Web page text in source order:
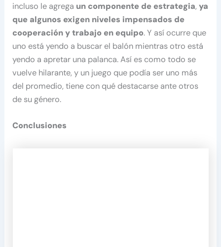
incluso le agrega un componente de estrategia,ya
que algunos exigen niveles impensados de
cooperación y trabajo en equipo. Y así ocurre que
uno está yendo a buscar el balón mientras otro está
yendo a apretar una palanca. Así es como todo se
vuelve hilarante, y un juego que podía ser uno más
del promedio, tiene con qué destacarse ante otros
de su género.
Conclusiones